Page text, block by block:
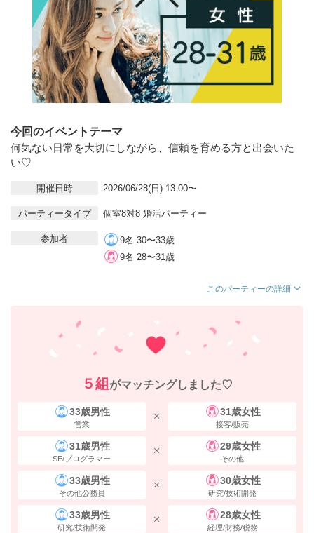
今回のイベントテーマ
何気ない日常を大切にしながら、信頼を育める方と出会いた
い♡
開催日時 2026/06/28(日) 13:00〜
パーティータイプ 個室8対8 婚活パーティー
参加者
9名 30〜33歳
9名 28〜31歳
このパーティーの詳細
５組 がマッチングしました♡
33歳男性
営業
31歳女性
接客/販売
31歳男性
SE/プログラマー
29歳女性
その他
33歳男性
その他公務員
30歳女性
研究/技術開発
33歳男性
研究/技術開発
28歳女性
経理/財務/税務